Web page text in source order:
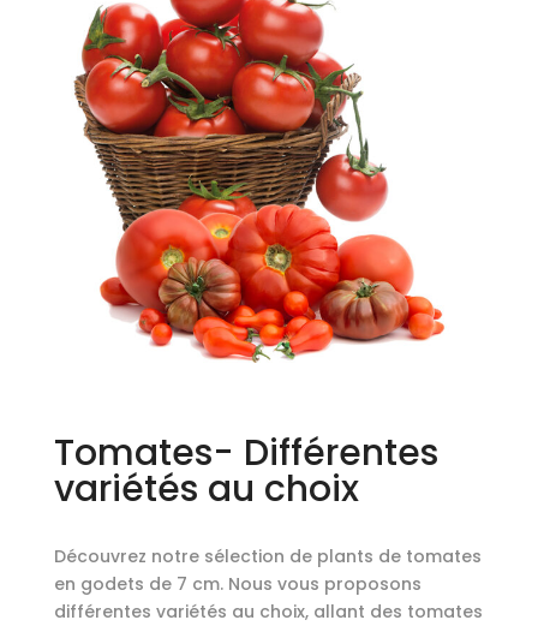
Tomates- Différentes
variétés au choix
Découvrez notre sélection de plants de tomates
en godets de 7 cm. Nous vous proposons
différentes variétés au choix, allant des tomates